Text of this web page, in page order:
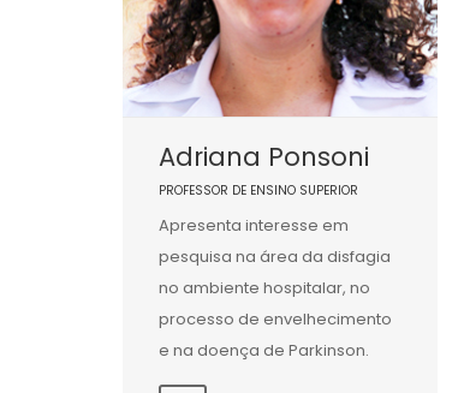
Adriana Ponsoni
PROFESSOR DE ENSINO SUPERIOR
Apresenta interesse em
pesquisa na área da disfagia
no ambiente hospitalar, no
processo de envelhecimento
e na doença de Parkinson.